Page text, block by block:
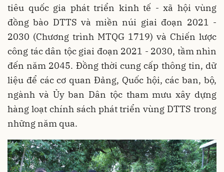
tiêu quốc gia phát triển kinh tế - xã hội vùng
đồng bào DTTS và miền núi giai đoạn 2021 -
2030 (Chương trình MTQG 1719) và Chiến lược
công tác dân tộc giai đoạn 2021 - 2030, tầm nhìn
đến năm 2045. Đồng thời cung cấp thông tin, dữ
liệu để các cơ quan Đảng, Quốc hội, các ban, bộ,
ngành và Ủy ban Dân tộc tham mưu xây dựng
hàng loạt chính sách phát triển vùng DTTS trong
những năm qua.